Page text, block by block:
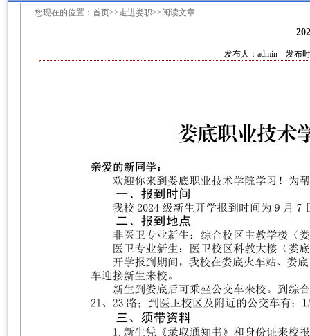
您现在的位置：首页>>走进娄职>>阅读文章
发布人：admin 发布